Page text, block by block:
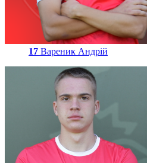
17 Вареник Андрій